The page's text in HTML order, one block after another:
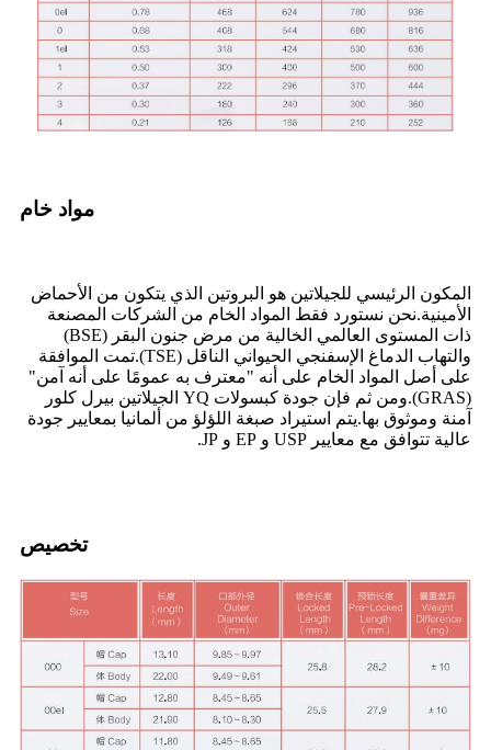
مواد خام
المكون الرئيسي للجيلاتين هو البروتين الذي يتكون من الأحماض
الأمينية.نحن نستورد فقط المواد الخام من الشركات المصنعة
ذات المستوى العالمي الخالية من مرض جنون البقر (BSE)
والتهاب الدماغ الإسفنجي الحيواني الناقل (TSE).تمت الموافقة
على أصل المواد الخام على أنه "معترف به عمومًا على أنه آمن"
(GRAS).ومن ثم فإن جودة كبسولات YQ الجيلاتين بيرل كلور
آمنة وموثوق بها.يتم استيراد صبغة اللؤلؤ من ألمانيا بمعايير جودة
عالية تتوافق مع معايير USP و EP و JP.
تخصيص